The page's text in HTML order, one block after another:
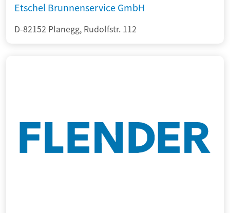
Etschel Brunnenservice GmbH
D-82152 Planegg, Rudolfstr. 112